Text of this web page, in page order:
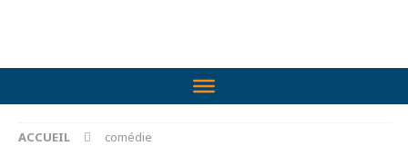
ACCUEIL comédie